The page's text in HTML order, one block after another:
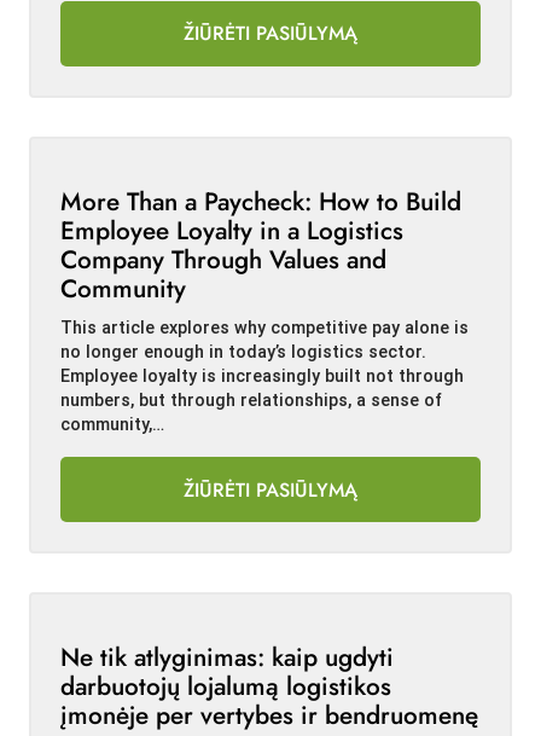
ŽIŪRĖTI PASIŪLYMĄ
More Than a Paycheck: How to Build
Employee Loyalty in a Logistics
Company Through Values and
Community
This article explores why competitive pay alone is
no longer enough in today’s logistics sector.
Employee loyalty is increasingly built not through
numbers, but through relationships, a sense of
community,…
ŽIŪRĖTI PASIŪLYMĄ
Ne tik atlyginimas: kaip ugdyti
darbuotojų lojalumą logistikos
įmonėje per vertybes ir bendruomenę